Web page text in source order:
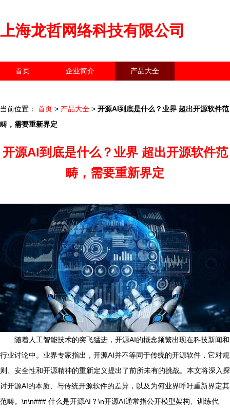
上海龙哲网络科技有限公司
首页 企业简介 产品大全
当前位置： 首页 > 产品大全 > 开源AI到底是什么？业界 超出开源软件范
畴，需要重新界定
开源AI到底是什么？业界 超出开源软件范
畴，需要重新界定
随着人工智能技术的突飞猛进，开源AI的概念频繁出现在科技新闻和
行业讨论中。业界专家指出，开源AI并不等同于传统的开源软件，它对规
则、安全性和开源精神的重新定义提出了前所未有的挑战。本文将深入探
讨开源AI的本质、与传统开源软件的差异，以及为何业界呼吁重新界定其
范畴。\n\n### 什么是开源AI？\n开源AI通常指公开模型架构、训练代